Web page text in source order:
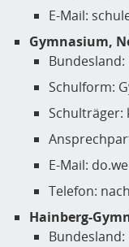
E-Mail:
Gymnasium,
Schulform:
Schulträger:
E-Mail:
Telefon:
Hainberg-